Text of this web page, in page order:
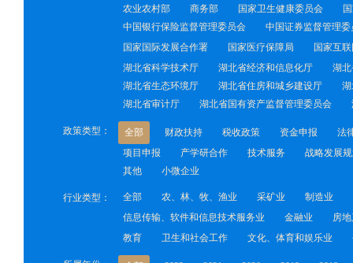
农业农村部
商务部 国家卫生健康委员会
中国银行保险监督管理委员会
中国证券监督管理委
国家国际发展合作署
国家医疗保障局
国家互
湖北省科学技术厅
湖北省经济和信息化厅
湖
湖北省生态环境厅
湖北省住房和城乡建设厅
湖北省审计厅
湖北省国有资产监督管理委员会
政策类型： 全部 财政扶持 税收政策 资金申报
法
项目申报
产学研合作 技术服务
战略发展
其他
小微企业
行业类型： 全部 农、林、牧、渔业 采矿业
制造业
信息传输、软件和信息技术服务业
金融业
房
教育
卫生和社会工作 文化、体育和娱乐业